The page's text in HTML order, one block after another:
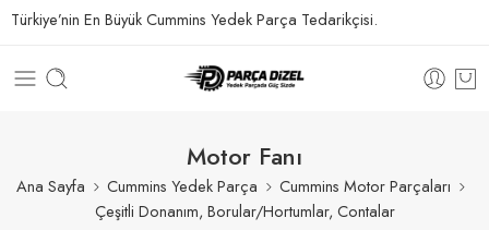
Türkiye’nin En Büyük Cummins Yedek Parça Tedarikçisi.
Motor Fanı
Ana Sayfa Cummins Yedek Parça
Cummins Motor Parçaları
Çeşitli Donanım, Borular/Hortumlar, Contalar